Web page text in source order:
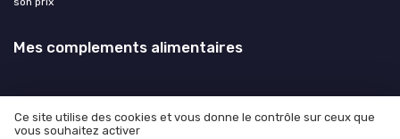
Mes complements alimentaires
Ce site utilise des cookies et vous donne le contrôle sur ceux que
vous souhaitez activer